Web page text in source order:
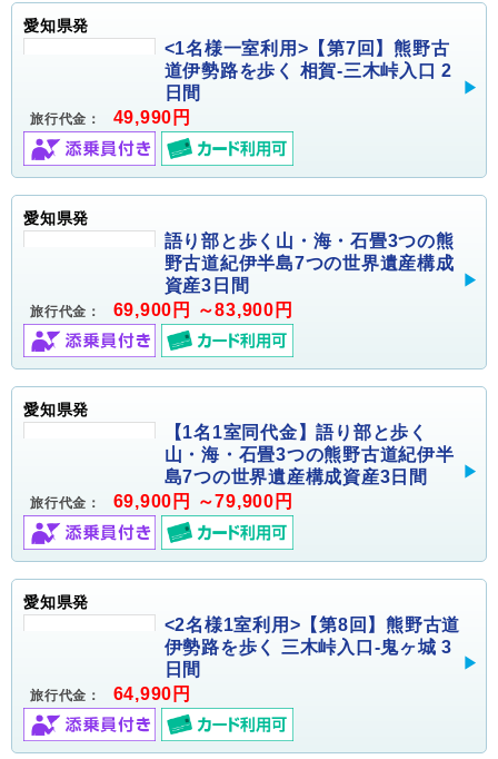
愛知県発
<1名様一室利用>【第7回】熊野古
道伊勢路を歩く 相賀-三木峠入口 2
日間
旅行代金： 49,990円
愛知県発
語り部と歩く山・海・石畳3つの熊
野古道紀伊半島7つの世界遺産構成
資産3日間
旅行代金： 69,900円 ～83,900円
愛知県発
【1名1室同代金】語り部と歩く
山・海・石畳3つの熊野古道紀伊半
島7つの世界遺産構成資産3日間
旅行代金： 69,900円 ～79,900円
愛知県発
<2名様1室利用>【第8回】熊野古道
伊勢路を歩く 三木峠入口-鬼ヶ城 3
日間
旅行代金： 64,990円